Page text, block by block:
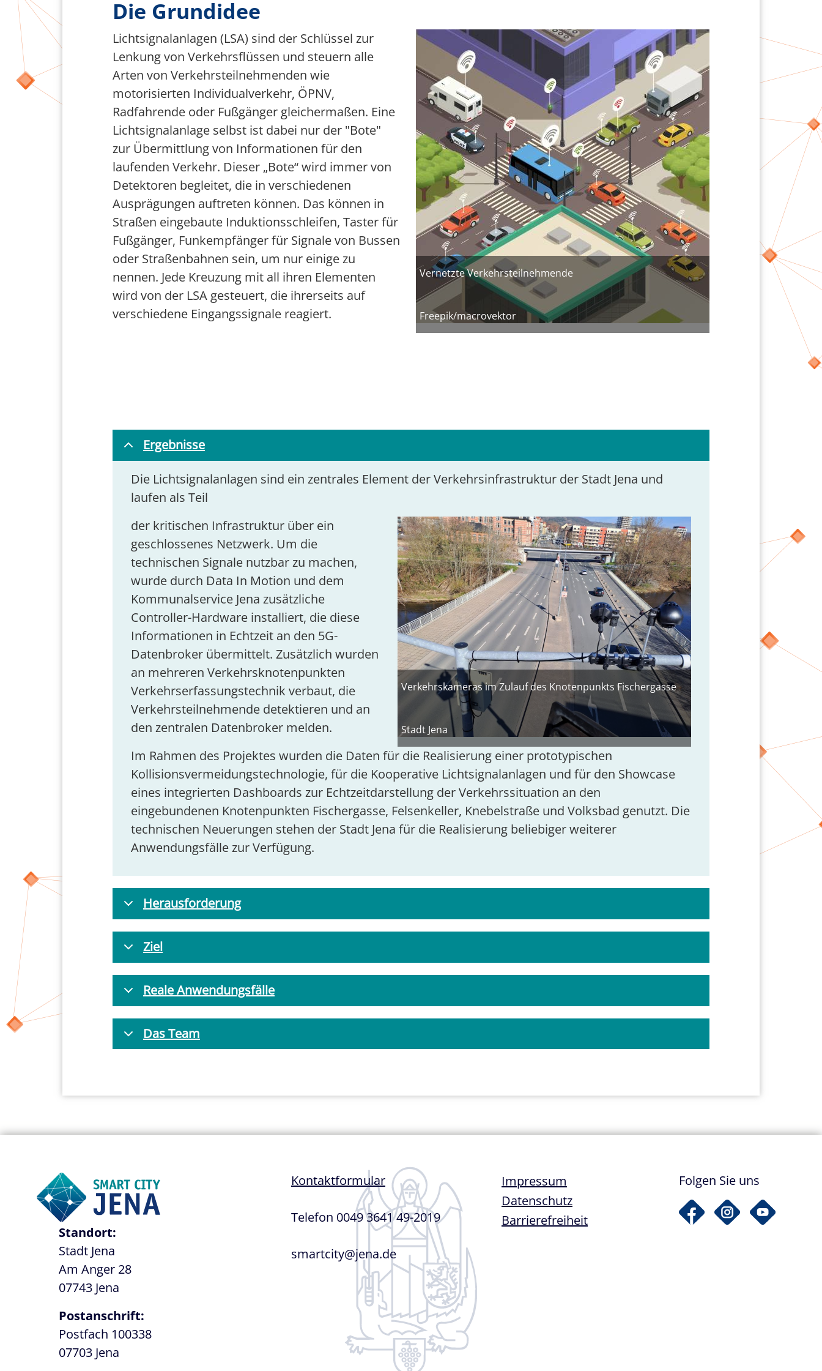
Team Smart City
Förderer
Team 5G Verkehrsvernetzung
Förderer & Partner
Die Grundidee
Bild
Vernetzte Verkehrsteilnehmende
Freepik/macrovektor
Lichtsignalanlagen (LSA) sind der Schlüssel zur
Lenkung von Verkehrsflüssen und steuern alle
Arten von Verkehrsteilnehmenden wie
motorisierten Individualverkehr, ÖPNV,
Radfahrende oder Fußgänger gleichermaßen. Eine
Lichtsignalanlage selbst ist dabei nur der "Bote"
zur Übermittlung von Informationen für den
laufenden Verkehr. Dieser „Bote“ wird immer von
Detektoren begleitet, die in verschiedenen
Ausprägungen auftreten können. Das können in
Straßen eingebaute Induktionsschleifen, Taster für
Fußgänger, Funkempfänger für Signale von Bussen
oder Straßenbahnen sein, um nur einige zu
nennen. Jede Kreuzung mit all ihren Elementen
wird von der LSA gesteuert, die ihrerseits auf
verschiedene Eingangssignale reagiert.
Ergebnisse
Die Lichtsignalanlagen sind ein zentrales Element der Verkehrsinfrastruktur der Stadt Jena und
laufen als Teil
Bild
Verkehrskameras im Zulauf des Knotenpunkts Fischergasse
Stadt Jena
der kritischen Infrastruktur über ein
geschlossenes Netzwerk. Um die
technischen Signale nutzbar zu machen,
wurde durch Data In Motion und dem
Kommunalservice Jena zusätzliche
Controller-Hardware installiert, die diese
Informationen in Echtzeit an den 5G-
Datenbroker übermittelt. Zusätzlich wurden
an mehreren Verkehrsknotenpunkten
Verkehrserfassungstechnik verbaut, die
Verkehrsteilnehmende detektieren und an
den zentralen Datenbroker melden.
Im Rahmen des Projektes wurden die Daten für die Realisierung einer prototypischen
Kollisionsvermeidungstechnologie, für die Kooperative Lichtsignalanlagen und für den Showcase
eines integrierten Dashboards zur Echtzeitdarstellung der Verkehrssituation an den
eingebundenen Knotenpunkten Fischergasse, Felsenkeller, Knebelstraße und Volksbad genutzt. Die
technischen Neuerungen stehen der Stadt Jena für die Realisierung beliebiger weiterer
Anwendungsfälle zur Verfügung.
Herausforderung
Ziel
Reale Anwendungsfälle
Das Team
Standort:
Stadt Jena
Am Anger 28
07743 Jena
Postanschrift:
Postfach 100338
07703 Jena
Kontaktformular
Telefon 0049 3641 49-2019
smartcity@jena.de
Fußzeile
Impressum
Datenschutz
Barrierefreiheit
Folgen Sie uns